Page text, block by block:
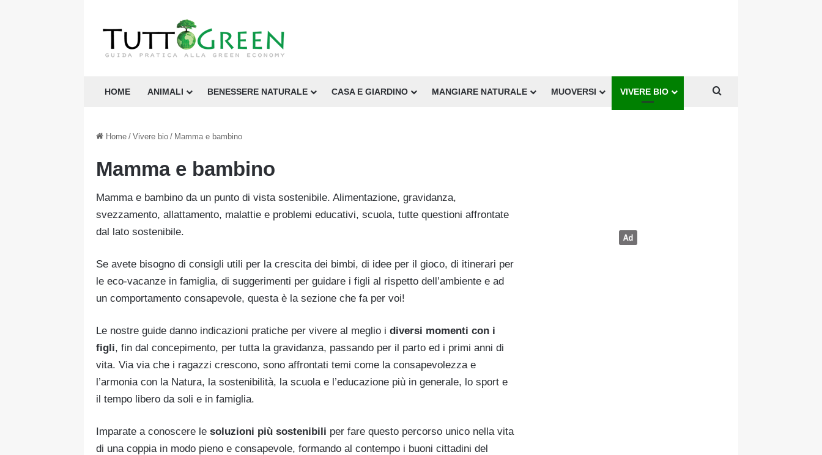
HOME ANIMALI BENESSERE NATURALE CASA E GIARDINO MANGIARE NATURALE MUOVERSI VIVERE BIO
Home / Vivere bio / Mamma e bambino
Mamma e bambino
Mamma e bambino da un punto di vista sostenibile. Alimentazione, gravidanza,
svezzamento, allattamento, malattie e problemi educativi, scuola, tutte questioni affrontate
dal lato sostenibile.
Se avete bisogno di consigli utili per la crescita dei bimbi, di idee per il gioco, di itinerari per
le eco-vacanze in famiglia, di suggerimenti per guidare i figli al rispetto dell’ambiente e ad
un comportamento consapevole, questa è la sezione che fa per voi!
Le nostre guide danno indicazioni pratiche per vivere al meglio i diversi momenti con i
figli, fin dal concepimento, per tutta la gravidanza, passando per il parto ed i primi anni di
vita. Via via che i ragazzi crescono, sono affrontati temi come la consapevolezza e
l’armonia con la Natura, la sostenibilità, la scuola e l’educazione più in generale, lo sport e
il tempo libero da soli e in famiglia.
Imparate a conoscere le soluzioni più sostenibili per fare questo percorso unico nella vita
di una coppia in modo pieno e consapevole, formando al contempo i buoni cittadini del